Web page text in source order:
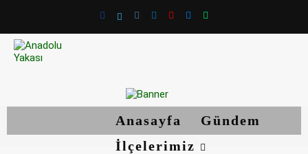
Anasayfa
Gündem
İlçelerimiz